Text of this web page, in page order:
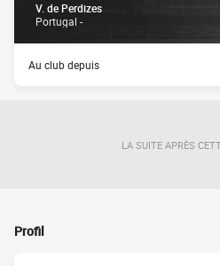
V. de Perdizes
Portugal -
Au club depuis
LA SUITE APRÈS
Profil